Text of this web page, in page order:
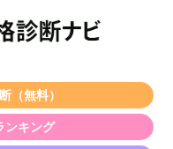
（無料）
ンキング